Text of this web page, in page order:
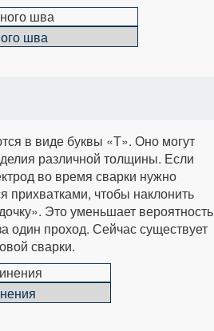
шва
в виде буквы «Т». Оно могут
различной толщины. Если
во время сварки нужно
прихватками, чтобы наклонить
Это уменьшает вероятность
один проход. Сейчас существует
сварки.